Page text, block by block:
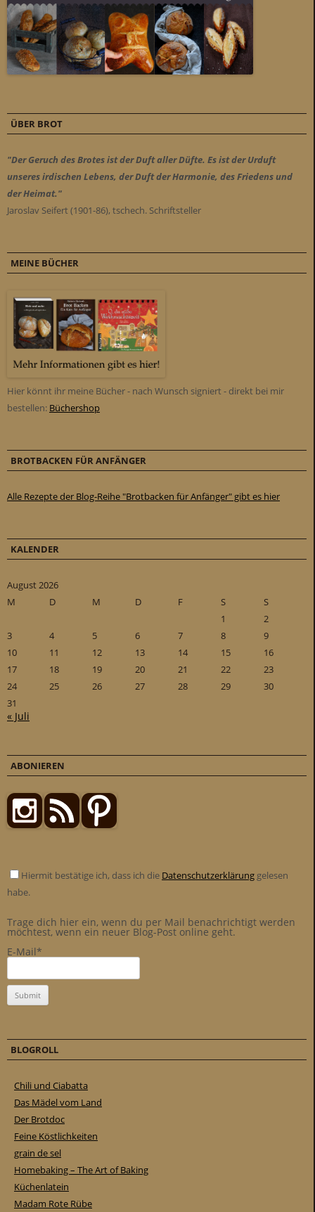
ÜBER BROT
"Der Geruch des Brotes ist der Duft aller Düfte. Es ist der Urduft
unseres irdischen Lebens, der Duft der Harmonie, des Friedens und
der Heimat."
Jaroslav Seifert (1901-86), tschech. Schriftsteller
MEINE BÜCHER
Hier könnt ihr meine Bücher - nach Wunsch signiert - direkt bei mir
bestellen: Büchershop
BROTBACKEN FÜR ANFÄNGER
Alle Rezepte der Blog-Reihe "Brotbacken für Anfänger" gibt es hier
KALENDER
August 2026
M
D M D F S
S
1
2
3
4 5 6 7 8
9
10
11 12 13 14 15
16
17
18 19 20 21 22
23
24
25 26 27 28 29
30
31
« Juli
ABONIEREN
Hiermit bestätige ich, dass ich die Datenschutzerklärung gelesen
habe.
Trage dich hier ein, wenn du per Mail benachrichtigt werden
möchtest, wenn ein neuer Blog-Post online geht.
E-Mail*
BLOGROLL
Chili und Ciabatta
Das Mädel vom Land
Der Brotdoc
Feine Köstlichkeiten
grain de sel
Homebaking – The Art of Baking
Küchenlatein
Madam Rote Rübe